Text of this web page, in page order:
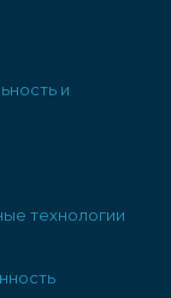
и
технологии